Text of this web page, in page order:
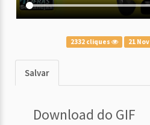
2332 cliques 21 Nov
Salvar
Download do GIF